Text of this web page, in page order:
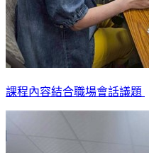
課程內容結合職場會話議題